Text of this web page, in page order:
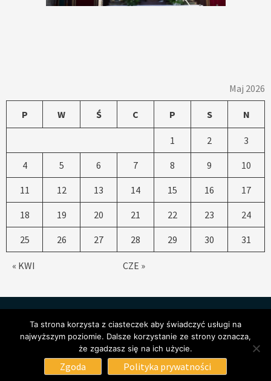
Maj 2026
P W Ś C P S N
« KWI CZE »
1 2 3
4 5 6 7 8 9 10
11 12 13 14 15 16 17
18 19 20 21 22 23 24
25 26 27 28 29 30 31
Copyright © All rights Św. Katarzyna Zgierz
by
AF themes.
Ta strona korzysta z ciasteczek aby świadczyć usługi na
najwyższym poziomie. Dalsze korzystanie ze strony oznacza,
że zgadzasz się na ich użycie.
Zgoda Polityka prywatności